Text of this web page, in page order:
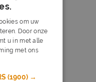
om uw
Door onze
u in met alle
met ons
(1900) →